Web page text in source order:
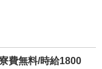
費無料/時給1800